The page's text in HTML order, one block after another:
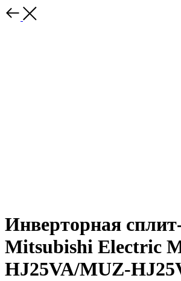
Инверторная
Mitsubishi Electric
HJ25VA/MUZ-